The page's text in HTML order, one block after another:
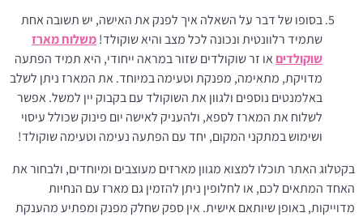
בסופו של דבר על השאלה איך לפנק את האישה, יש תשובה אחת
שתמיד רלוונטית ונכונה לכל מצב והיא שוקולד!משלוח מארז
שוקולדיםאו זר שוקולדים שזור במראה ייחודי, היא תמיד הפתעה
מדויקת, מתאימה, מפנקת וטעימה במיוחד. את המארז ניתן לשלב
באלמנטים נוספים ולגוון את השוקולד עם בקבוק יין למשל. אפשר
לשלוח את המארז לספא, ולהעניק לאישה יום פינוק שכולל עיסוי
ושימוש במתקני המקום, יחד עם הפתעה נעימה וטעימה שוקולד!
בקטלוג האתר תוכלו למצוא מגוון מארזים מעוצבים ומיוחדים, ולבחור את
האחד המתאים לכם, או לחלופין ניתן להזמין גם מארז עם הנחיות
מדוייקות, באופן שיותאם אישית. אין ספק שחלק מפנק ומפתיע מהענקת